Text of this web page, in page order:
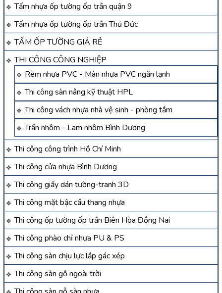
Tấm nhựa ốp tường ốp trần quận 9
Tấm nhựa ốp tường ốp trần Thủ Đức
TẤM ỐP TƯỜNG GIÁ RẺ
THI CÔNG CÔNG NGHIỆP
Rèm nhựa PVC - Màn nhựa PVC ngăn lạnh
Thi công sàn nâng kỹ thuật HPL
Thi công vách nhựa nhà vệ sinh - phòng tắm
Trần nhôm - Lam nhôm Bình Dương
Thi công công trình Hồ Chí Minh
Thi công cửa nhựa Bình Dương
Thi công giấy dán tường-tranh 3D
Thi công mặt bậc cầu thang nhựa
Thi công ốp tường ốp trần Biên Hòa Đồng Nai
Thi công phào chỉ nhựa PU & PS
Thi công sàn chịu lực lắp gác xép
Thi công sàn gỗ ngoài trời